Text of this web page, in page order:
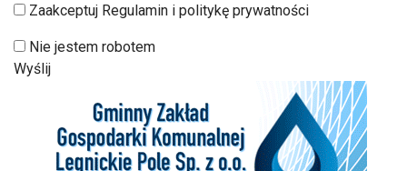
Zaakceptuj Regulamin i politykę prywatności
Nie jestem robotem
Wyślij